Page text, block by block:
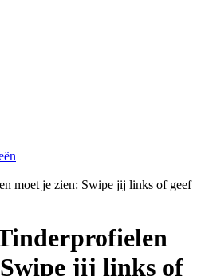
jij links of